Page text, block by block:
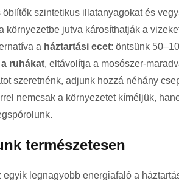
öblítők szintetikus illatanyagokat és
környezetbe jutva károsíthatják a
a háztartási ecet: öntsünk
a ruhákat, eltávolítja a mosószer-
szeretnénk, adjunk hozzá néhány
nemcsak a környezetet kíméljük,
természetesen
egyik legnagyobb energiafaló a